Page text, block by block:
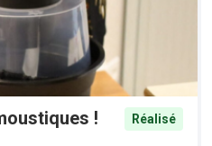
!
Réalisé